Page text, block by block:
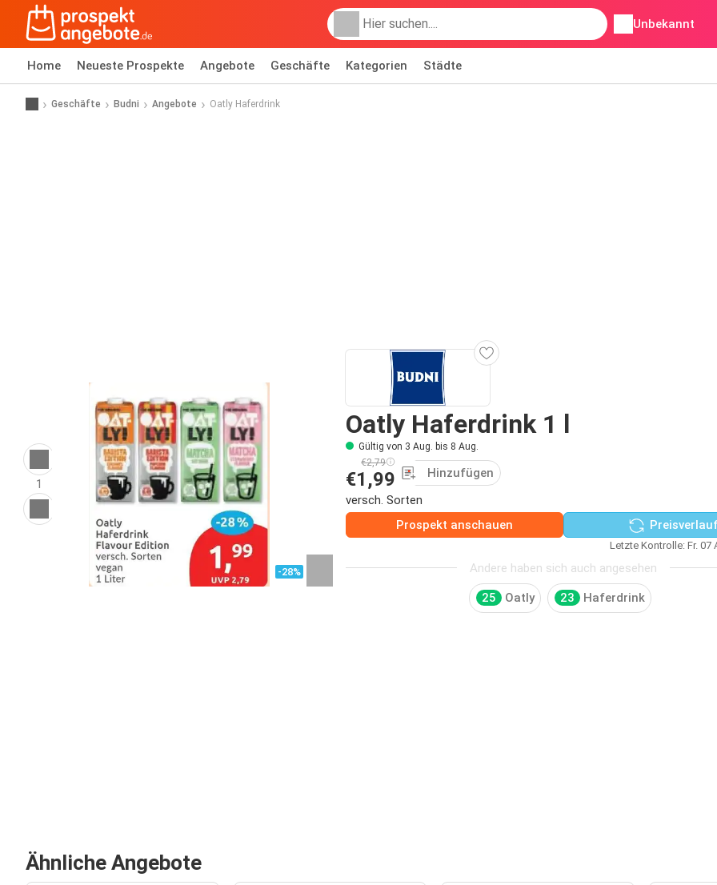
Unbekannt
Home Neueste Prospekte Angebote Geschäfte Kategorien Städte
Geschäfte Budni Angebote Oatly Haferdrink
1
-28%
Oatly Haferdrink 1 l
Gültig von 3 Aug. bis 8 Aug.
€2,79
€1,99
Hinzufügen
versch. Sorten
Prospekt anschauen
Letzte Kontrolle: Fr. 07
Andere haben sich auch angesehen
25 Oatly 23 Haferdrink
Ähnliche Angebote